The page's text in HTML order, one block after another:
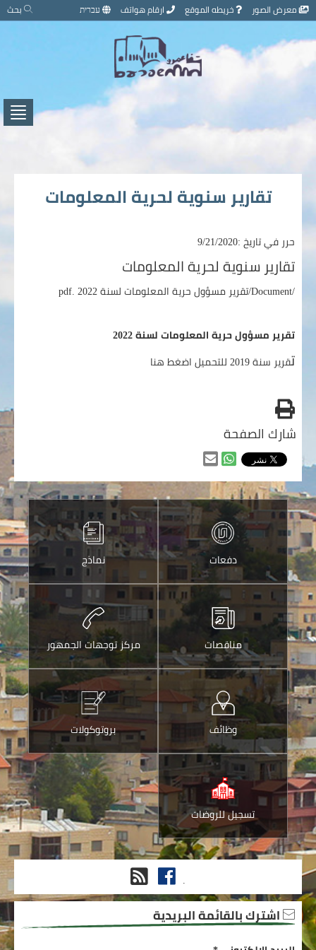
تخطي
إلى
محتوى
الصفحة
معرض الصور خريطه الموقع ارقام هواتف עברית بحث
لفتح
تقارير سنوية لحرية المعلومات
حرر في تاريخ :9/21/2020
تقارير سنوية لحرية المعلومات
/Document/ تقرير مسؤول حرية المعلومات لسنة 2022 .pdf
تقرير مسؤول حرية المعلومات لسنة 2022
تقرير سنة 2019 للتحميل اضغط هنا
طباعه
شارك الصفحة
مشاركه
من
خلال
الواتس
اب
مشاركه
من
خلال
ارسالها
عبر
البريد
الالكتروني
دفعات نماذج
مناقصات مركز توجهات الجمهور
وظائف بروتوكولات
تسجيل للروضات
. فيس
بوك
RSS
اشترك بالقائمة البريدية